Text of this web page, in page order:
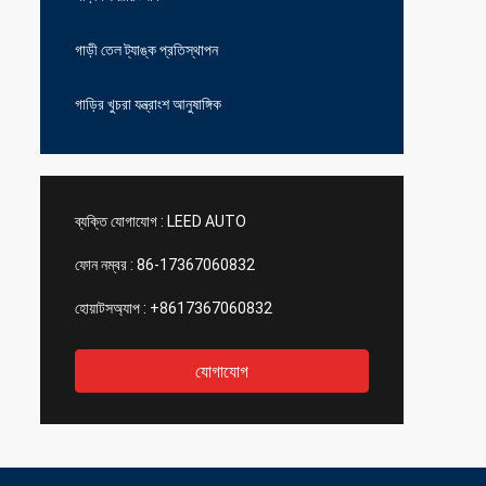
গাড়ী তেল ট্যাঙ্ক প্রতিস্থাপন
গাড়ির খুচরা যন্ত্রাংশ আনুষাঙ্গিক
ব্যক্তি যোগাযোগ : LEED AUTO
ফোন নম্বর : 86-17367060832
হোয়াটসঅ্যাপ : +8617367060832
যোগাযোগ